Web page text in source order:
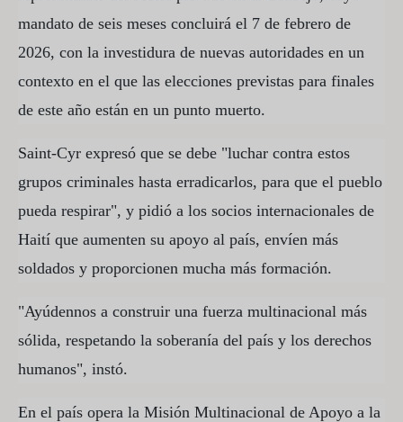
mandato de seis meses concluirá el 7 de febrero de
2026, con la investidura de nuevas autoridades en un
contexto en el que las elecciones previstas para finales
de este año están en un punto muerto.
Saint-Cyr expresó que se debe "luchar contra estos
grupos criminales hasta erradicarlos, para que el pueblo
pueda respirar", y pidió a los socios internacionales de
Haití que aumenten su apoyo al país, envíen más
soldados y proporcionen mucha más formación.
"Ayúdennos a construir una fuerza multinacional más
sólida, respetando la soberanía del país y los derechos
humanos", instó.
En el país opera la Misión Multinacional de Apoyo a la